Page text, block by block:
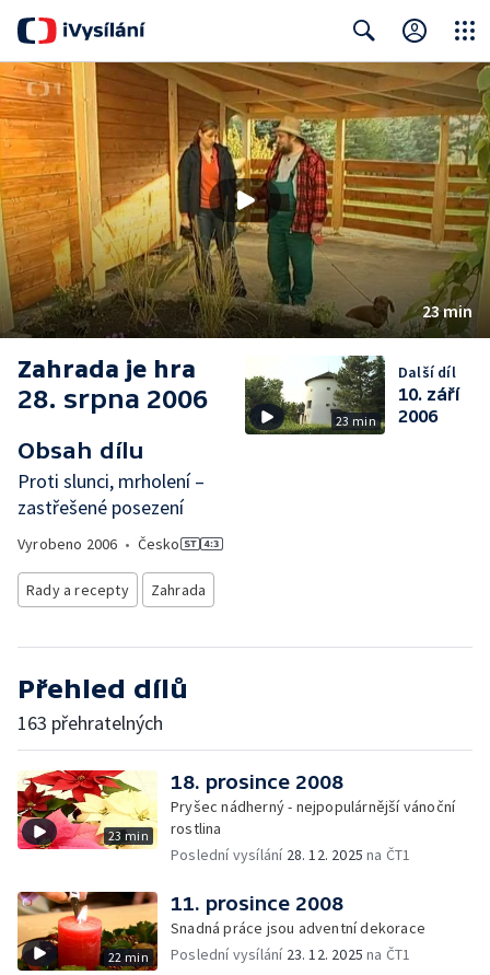
Search Close
23 min
Zahrada je hra
28. srpna 2006
Obsah dílu
Proti slunci, mrholení –
zastřešené posezení
Vyrobeno 2006 • Česko
Rady a recepty Zahrada
23 min
Další díl
10. září
2006
Přehled dílů
163 přehratelných
23 min
18. prosince 2008
Pryšec nádherný - nejpopulárnější vánoční
rostlina
Poslední vysílání 28. 12. 2025 na ČT1
22 min
11. prosince 2008
Snadná práce jsou adventní dekorace
Poslední vysílání 23. 12. 2025 na ČT1